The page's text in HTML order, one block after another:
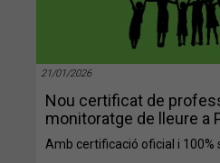
21/01/2026
Nou certificat de
monitoratge de lleure a
Amb certificació oficial i 100%